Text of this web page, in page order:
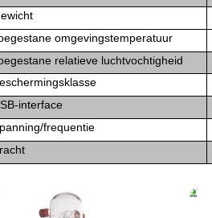
omgevingstemperatuur
relatieve luchtvochtigheid
interface
frequentie